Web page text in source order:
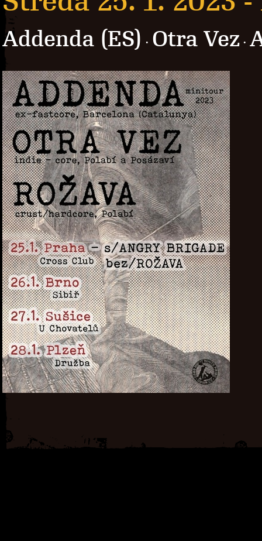
Addenda (ES) · Otra Vez ·